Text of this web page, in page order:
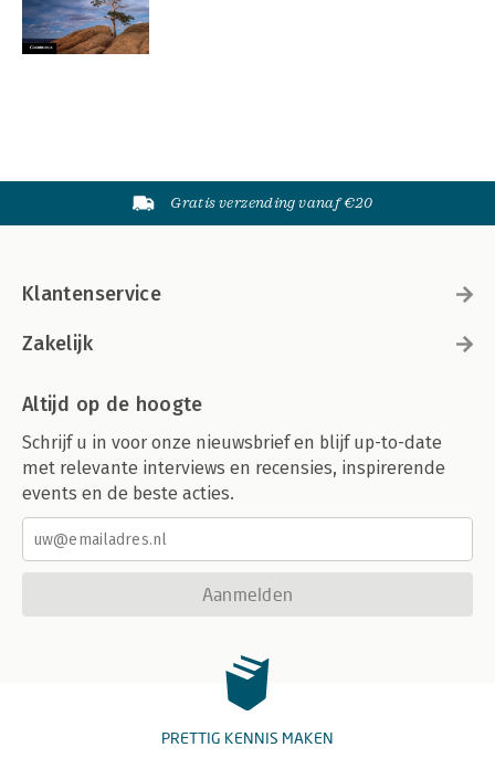
Gratis verzending vanaf €20
Klantenservice
Zakelijk
Altijd op de hoogte
Schrijf u in voor onze nieuwsbrief en blijf up-to-date
met relevante interviews en recensies, inspirerende
events en de beste acties.
Aanmelden
PRETTIG KENNIS MAKEN